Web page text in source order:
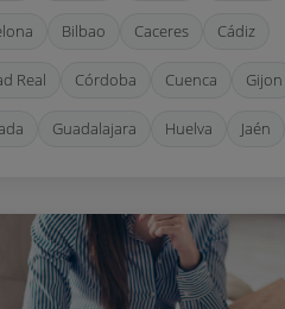
Bilbao Caceres Cádiz
Real Córdoba Cuenca Gijon
Guadalajara Huelva Jaén
Navarra Orense Oviedo
de Mallorca Pontevedra Sabadell